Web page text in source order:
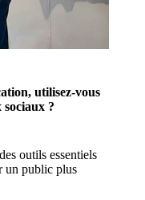
utilisez-vous
sociaux ?
outils essentiels
un public plus